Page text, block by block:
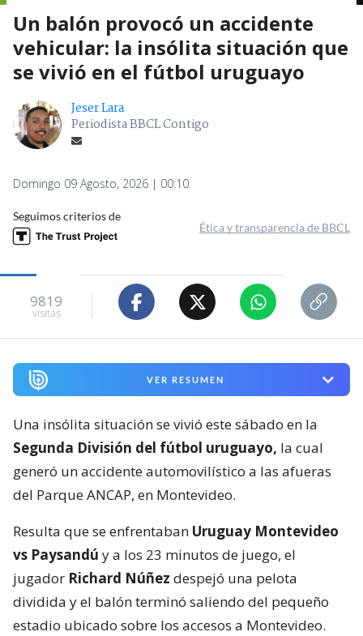
Un balón provocó un accidente
vehicular: la insólita situación que
se vivió en el fútbol uruguayo
Jeser Lara
Periodista BBCL Contigo
Domingo 09 Agosto, 2026 | 00:10
Seguimos criterios de
Ética y transparencia de BBCL
9819
visitas
VER RESUMEN
Una insólita situación se vivió este sábado en la
Segunda División del fútbol uruguayo, la cual
generó un accidente automovilístico a las afueras
del Parque ANCAP, en Montevideo.
Resulta que se enfrentaban Uruguay Montevideo
vs Paysandú y a los 23 minutos de juego, el
jugador Richard Núñez despejó una pelota
dividida y el balón terminó saliendo del pequeño
estadio ubicado sobre los accesos a Montevideo.